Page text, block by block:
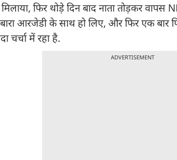
फिर थोड़े दिन बाद नाता तोड़कर
आरजेडी के साथ हो लिए, और फिर एक बार
में रहा है.
ADVERTISEMENT